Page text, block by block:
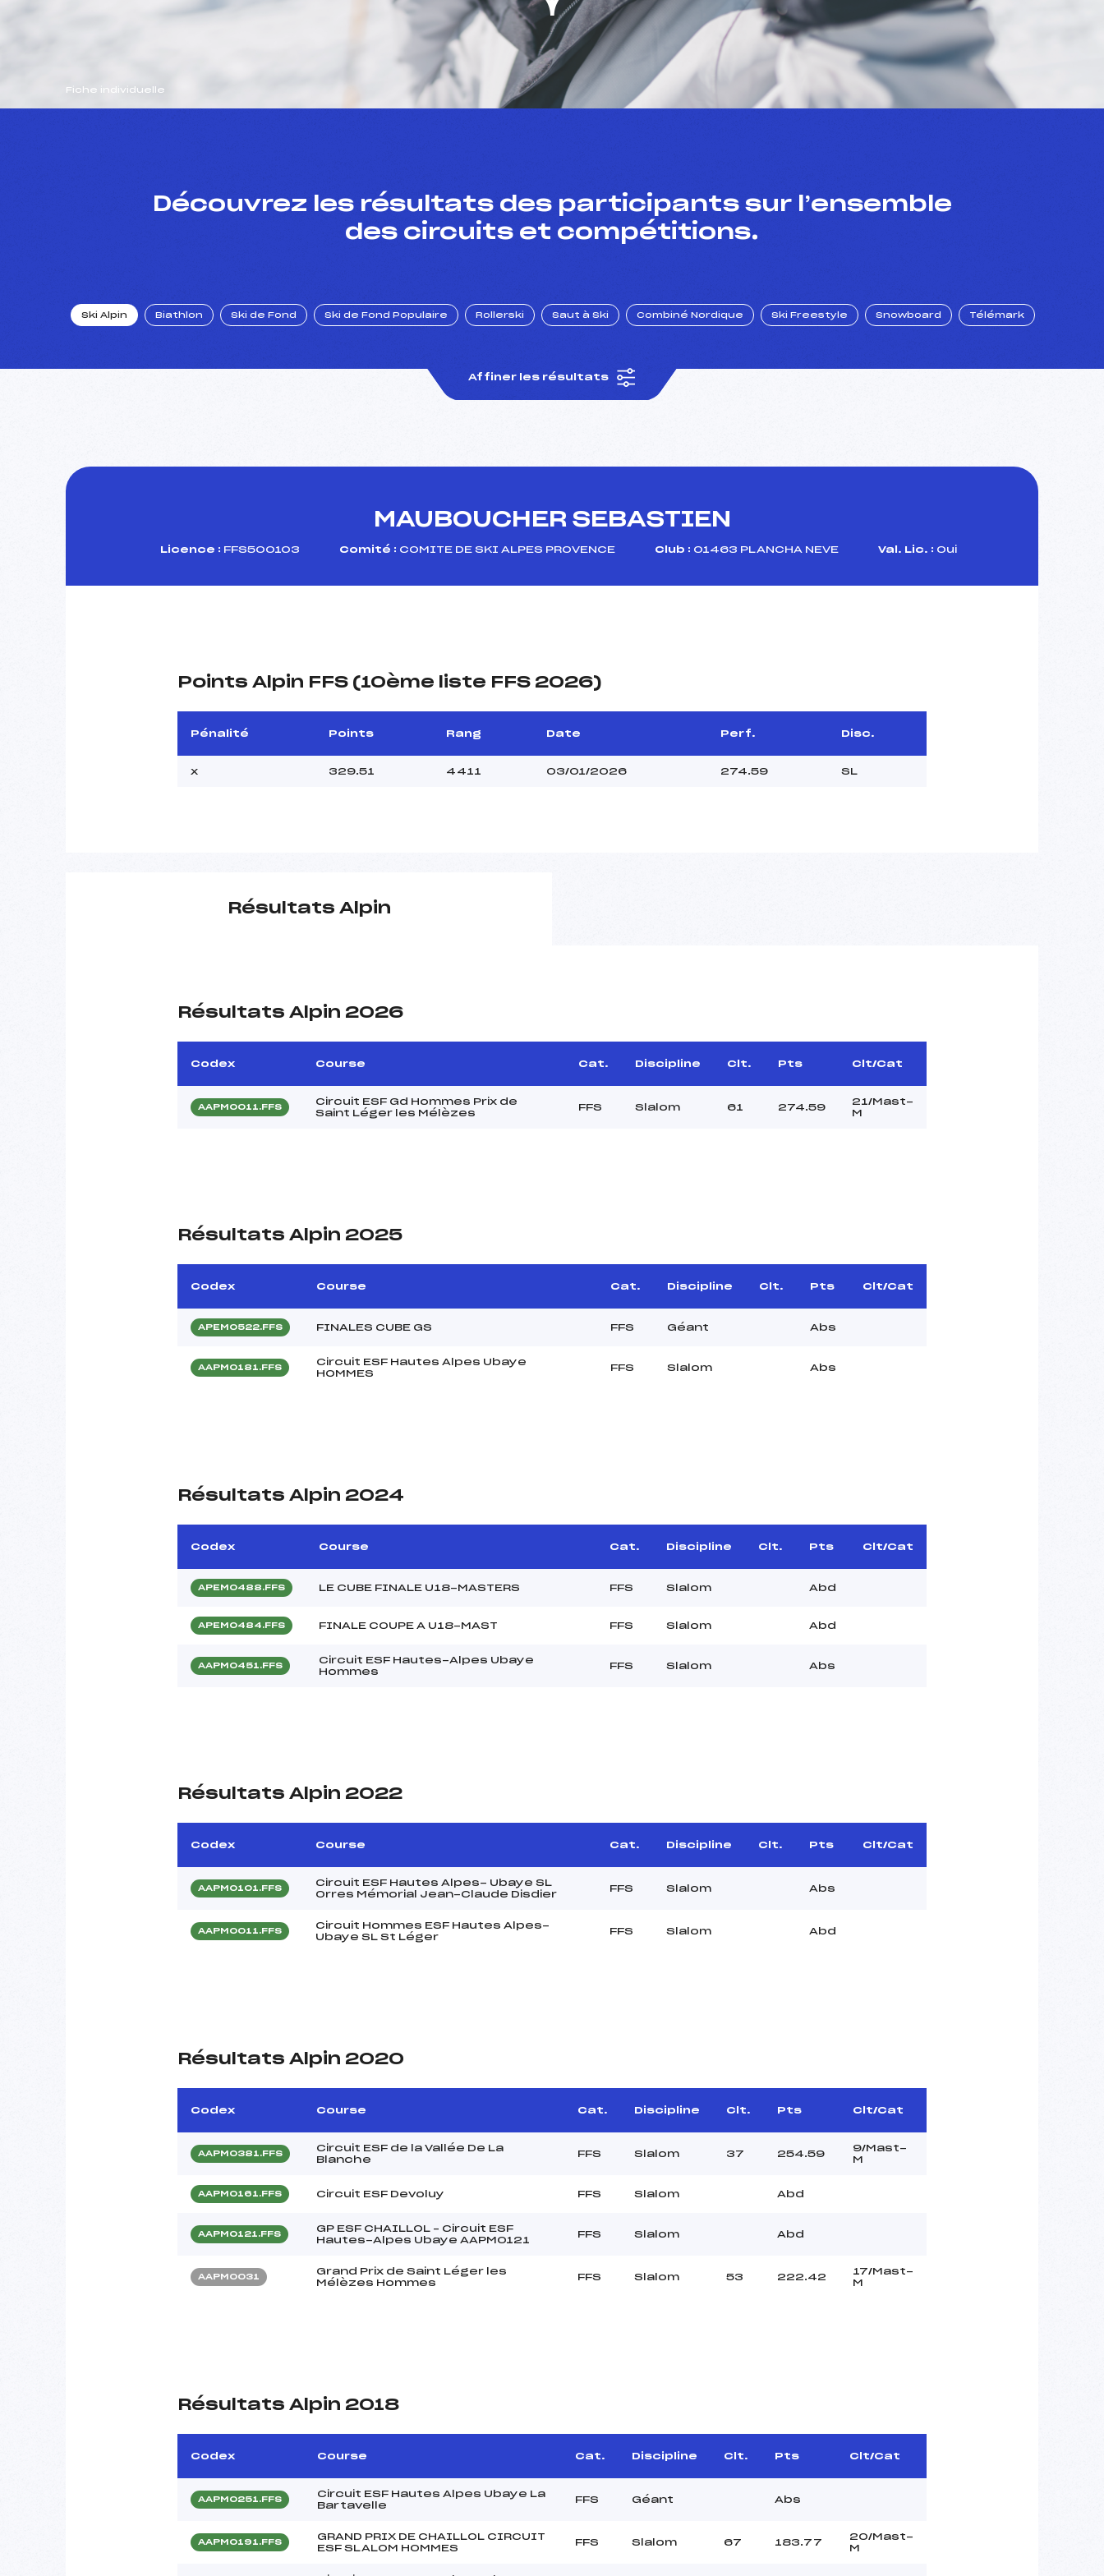
Fiche individuelle
Découvrez les résultats des participants sur l’ensemble
des circuits et compétitions.
Ski Alpin Biathlon Ski de Fond Ski de Fond Populaire Rollerski Saut à Ski Combiné Nordique Ski Freestyle Snowboard Télémark
Affiner les résultats
MAUBOUCHER SEBASTIEN
Licence : FFS500103 Comité : COMITE DE SKI ALPES PROVENCE Club : 01463 PLANCHA NEVE Val. Lic. : Oui
Points Alpin FFS (10ème liste FFS 2026)
Pénalité Points Rang Date Perf. Disc.
x 329.51 4411 03/01/2026 274.59 SL
Résultats Alpin
Résultats Alpin 2026
Codex Course Cat. Discipline Clt. Pts Clt/Cat
AAPM0011.FFS
Circuit ESF Gd Hommes Prix de
Saint Léger les Mélèzes
FFS Slalom 61 274.59
21/Mast-
M
Résultats Alpin 2025
Codex Course Cat. Discipline Clt. Pts Clt/Cat
APEM0522.FFS FINALES CUBE GS FFS Géant Abs
AAPM0181.FFS
Circuit ESF Hautes Alpes Ubaye
HOMMES
FFS Slalom Abs
Résultats Alpin 2024
Codex Course Cat. Discipline Clt. Pts Clt/Cat
APEM0488.FFS LE CUBE FINALE U18-MASTERS FFS Slalom Abd
APEM0484.FFS FINALE COUPE A U18-MAST FFS Slalom Abd
AAPM0451.FFS
Circuit ESF Hautes-Alpes Ubaye
Hommes
FFS Slalom Abs
Résultats Alpin 2022
Codex Course Cat. Discipline Clt. Pts Clt/Cat
AAPM0101.FFS
Circuit ESF Hautes Alpes- Ubaye SL
Orres Mémorial Jean-Claude Disdier
FFS Slalom Abs
AAPM0011.FFS
Circuit Hommes ESF Hautes Alpes-
Ubaye SL St Léger
FFS Slalom Abd
Résultats Alpin 2020
Codex Course Cat. Discipline Clt. Pts Clt/Cat
AAPM0381.FFS
Circuit ESF de la Vallée De La
Blanche
FFS Slalom 37 254.59
9/Mast-
M
AAPM0161.FFS Circuit ESF Devoluy FFS Slalom Abd
AAPM0121.FFS
GP ESF CHAILLOL – Circuit ESF
Hautes-Alpes Ubaye AAPM0121
FFS Slalom Abd
AAPM0031
Grand Prix de Saint Léger les
Mélèzes Hommes
FFS Slalom 53 222.42
17/Mast-
M
Résultats Alpin 2018
Codex Course Cat. Discipline Clt. Pts Clt/Cat
AAPM0251.FFS
Circuit ESF Hautes Alpes Ubaye La
Bartavelle
FFS Géant Abs
AAPM0191.FFS
GRAND PRIX DE CHAILLOL CIRCUIT
ESF SLALOM HOMMES
FFS Slalom 67 183.77
20/Mast-
M